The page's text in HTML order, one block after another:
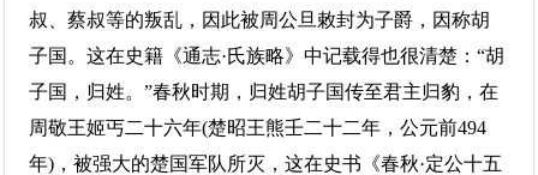
叔、蔡叔等的叛乱，因此被周公旦敕封为子爵，因称胡
子国。这在史籍《通志·氏族略》中记载得也很清楚：“胡
子国，归姓。”春秋时期，归姓胡子国传至君主归豹，在
周敬王姬丐二十六年(楚昭王熊壬二十二年，公元前494
年)，被强大的楚国军队所灭，这在史书《春秋·定公十五